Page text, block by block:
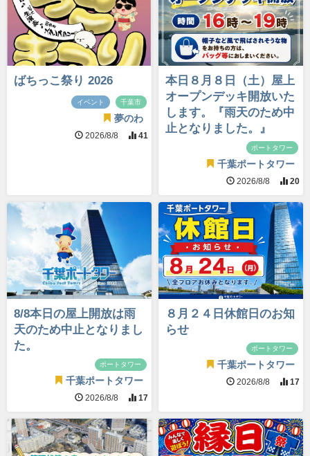
ばちっこ祭り 2026
イベント 千葉市
夢のわ
2026/8/8 41
本日８月８日（土）屋上
オープンデッキ開放いた
します。『雨天のため中
止となりました。』
ポートタワー
千葉ポートタワー
2026/8/8 20
8/8本日の屋上開放は雨
天のため中止となりまし
た。
ポートタワー
千葉ポートタワー
2026/8/8 17
８月２４日休館日のお知
らせ
ポートタワー
千葉ポートタワー
2026/8/8 17